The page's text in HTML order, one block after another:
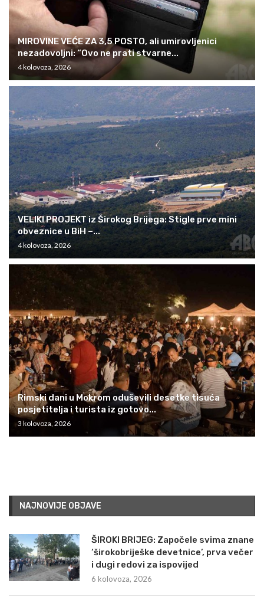
MIROVINE VEĆE ZA 3,5 POSTO, ali umirovljenici
nezadovoljni: “Ovo ne prati stvarne...
4 kolovoza, 2026
VELIKI PROJEKT iz Širokog Brijega: Stigle prve mini
obveznice u BiH –...
4 kolovoza, 2026
Rimski dani u Mokrom oduševili desetke tisuća
posjetitelja i turista iz gotovo...
3 kolovoza, 2026
NAJNOVIJE OBJAVE
ŠIROKI BRIJEG: Započele svima znane
‘širokobriješke devetnice’, prva večer
i dugi redovi za ispovijed
6 kolovoza, 2026